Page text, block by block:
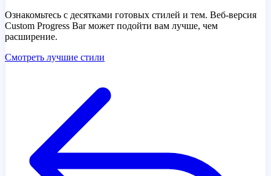
Ознакомьтесь с десятками готовых стилей и тем. Веб-версия
Custom Progress Bar может подойти вам лучше, чем
расширение.
Смотреть лучшие стили